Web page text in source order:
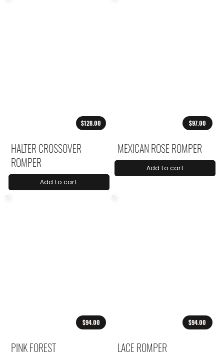
$128.00
HALTER CROSSOVER
ROMPER
Add to cart
$97.00
MEXICAN ROSE ROMPER
Add to cart
$94.00
PINK FOREST
$94.00
LACE ROMPER